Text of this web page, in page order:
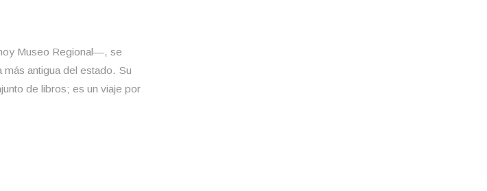
Museo Regional—, se
antigua del estado. Su
de libros; es un viaje por